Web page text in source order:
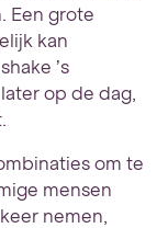
Een grote
kan
’s
op de dag,
om te
mensen
nemen,